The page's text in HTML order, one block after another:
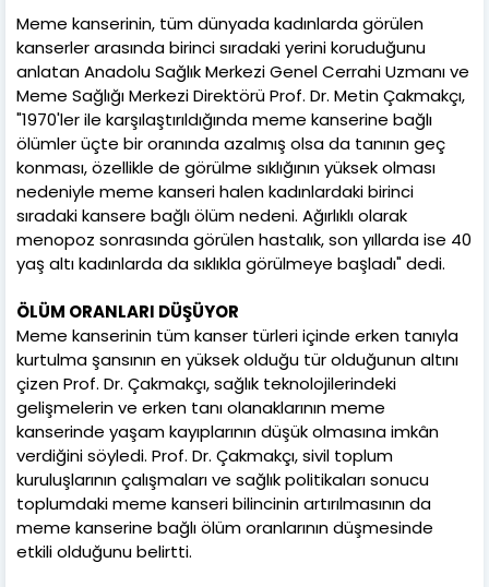
Meme kanserinin, tüm dünyada kadınlarda görülen
kanserler arasında birinci sıradaki yerini koruduğunu
anlatan Anadolu Sağlık Merkezi Genel Cerrahi Uzmanı ve
Meme Sağlığı Merkezi Direktörü Prof. Dr. Metin Çakmakçı,
"1970'ler ile karşılaştırıldığında meme kanserine bağlı
ölümler üçte bir oranında azalmış olsa da tanının geç
konması, özellikle de görülme sıklığının yüksek olması
nedeniyle meme kanseri halen kadınlardaki birinci
sıradaki kansere bağlı ölüm nedeni. Ağırlıklı olarak
menopoz sonrasında görülen hastalık, son yıllarda ise 40
yaş altı kadınlarda da sıklıkla görülmeye başladı" dedi.
ÖLÜM ORANLARI DÜŞÜYOR
Meme kanserinin tüm kanser türleri içinde erken tanıyla
kurtulma şansının en yüksek olduğu tür olduğunun altını
çizen Prof. Dr. Çakmakçı, sağlık teknolojilerindeki
gelişmelerin ve erken tanı olanaklarının meme
kanserinde yaşam kayıplarının düşük olmasına imkân
verdiğini söyledi. Prof. Dr. Çakmakçı, sivil toplum
kuruluşlarının çalışmaları ve sağlık politikaları sonucu
toplumdaki meme kanseri bilincinin artırılmasının da
meme kanserine bağlı ölüm oranlarının düşmesinde
etkili olduğunu belirtti.